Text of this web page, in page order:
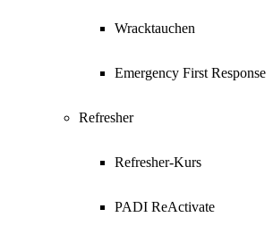
Wracktauchen
Emergency First Response
Refresher
Refresher-Kurs
PADI ReActivate